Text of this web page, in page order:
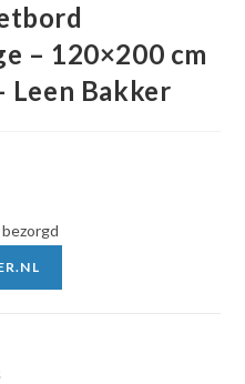
– 120×200 cm
Leen Bakker